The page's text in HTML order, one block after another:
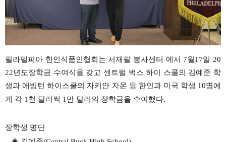
필라델피아 한인식품인협회는 서재필 봉사센터 에서 7월17일 20
22년도장학금 수여식을 갖고 센트럴 벅스 하이 스쿨의 김예준 학
생과 애빙턴 하이스쿨의 자키안 자몬 등 한인과 미국 학생 10명에
게
각 1천 달러씩 1만 달러의 장학금을 수여했다.
장학생 명단